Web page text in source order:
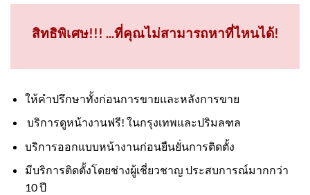
สิทธิพิเศษ!!! ...ที่คุณไม่สามารถหาที่ไหนได้!
ให้คำปรึกษาทั้งก่อนการขายและหลังการขาย
บริการดูหน้างานฟรี! ในกรุงเทพและปริมลฑล
บริการออกแบบหน้างานก่อนยืนยั่นการติดตั้ง
มีบริการติดตั้งโดยช่างผู้เชี่ยวชาญ ประสบการณ์มากกว่า
10 ปี